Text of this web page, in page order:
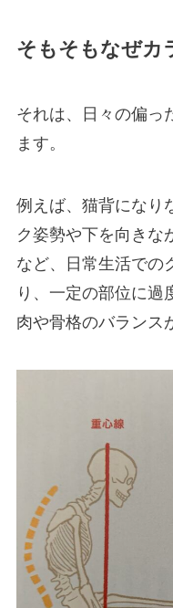
そもそもなぜカ
それは、日々の偏っ
ます。
例えば、猫背になり
ク姿勢や下を向きな
など、日常生活での
り、一定の部位に過
肉や骨格のバランス